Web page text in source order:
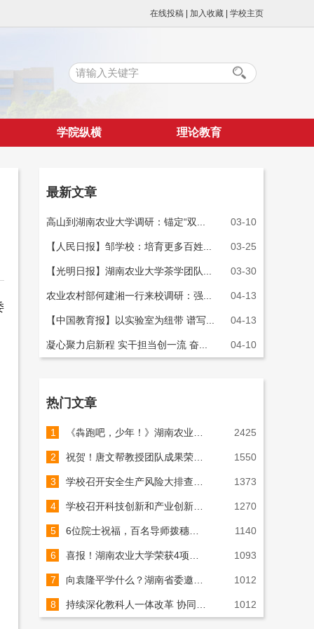
在线投稿 加入收藏 学校主页
学院纵横 理论教育
最新文章
03-10
高山到湖南农业大学调研：锚定“双...
03-25
【人民日报】邹学校：培育更多百姓...
03-30
【光明日报】湖南农业大学茶学团队...
04-13
农业农村部何建湘一行来校调研：强...
04-13
【中国教育报】以实验室为纽带 谱写...
04-10
凝心聚力启新程 实干担当创一流 奋...
热门文章
1 2425
2 1550
3 1373
4 1270
5 1140
6 1093
7 1012
8 1012